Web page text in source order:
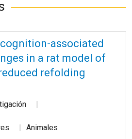
associated
in a rat model of
refolding
Animales